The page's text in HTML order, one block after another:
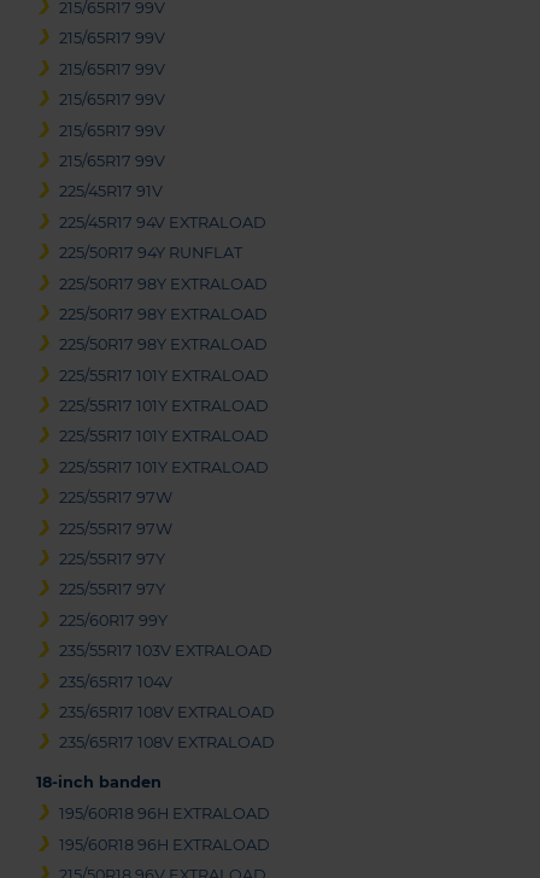
215/65R17 99V
215/65R17 99V
215/65R17 99V
215/65R17 99V
215/65R17 99V
215/65R17 99V
225/45R17 91V
225/45R17 94V EXTRALOAD
225/50R17 94Y RUNFLAT
225/50R17 98Y EXTRALOAD
225/50R17 98Y EXTRALOAD
225/50R17 98Y EXTRALOAD
225/55R17 101Y EXTRALOAD
225/55R17 101Y EXTRALOAD
225/55R17 101Y EXTRALOAD
225/55R17 101Y EXTRALOAD
225/55R17 97W
225/55R17 97W
225/55R17 97Y
225/55R17 97Y
225/60R17 99Y
235/55R17 103V EXTRALOAD
235/65R17 104V
235/65R17 108V EXTRALOAD
235/65R17 108V EXTRALOAD
18-inch banden
195/60R18 96H EXTRALOAD
195/60R18 96H EXTRALOAD